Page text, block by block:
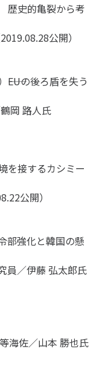
歴史的亀裂から考
公開）
の後ろ盾を失う
岡 路人氏
を接するカシミー
公開）
部強化と韓国の懸
員／伊藤 弘太郎氏
海佐／山本 勝也氏